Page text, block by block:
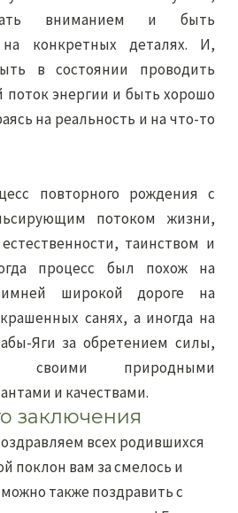
вниманием и быть
на конкретных деталях. И,
в состоянии проводить
энергии и быть хорошо
на реальность и на что-то
повторного рождения с
потоком жизни,
таинством и
процесс был похож на
широкой дороге на
санях, а иногда на
Яги за обретением силы,
своими природными
и качествами.
заключения
всех родившихся
поклон вам за смелось и
также поздравить с